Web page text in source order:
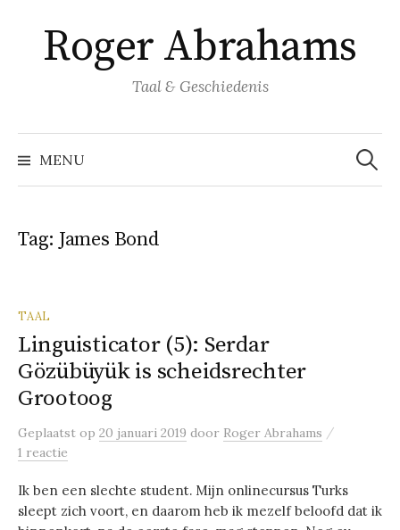
inhoud
springen
Roger Abrahams
Taal & Geschiedenis
MENU
Zoeken
naar:
Tag: James Bond
TAAL
Linguisticator (5): Serdar
Gözübüyük is scheidsrechter
Grootoog
Geplaatst op 20 januari 2019 door Roger Abrahams /
1 reactie
Ik ben een slechte student. Mijn onlinecursus Turks
sleept zich voort, en daarom heb ik mezelf beloofd dat ik